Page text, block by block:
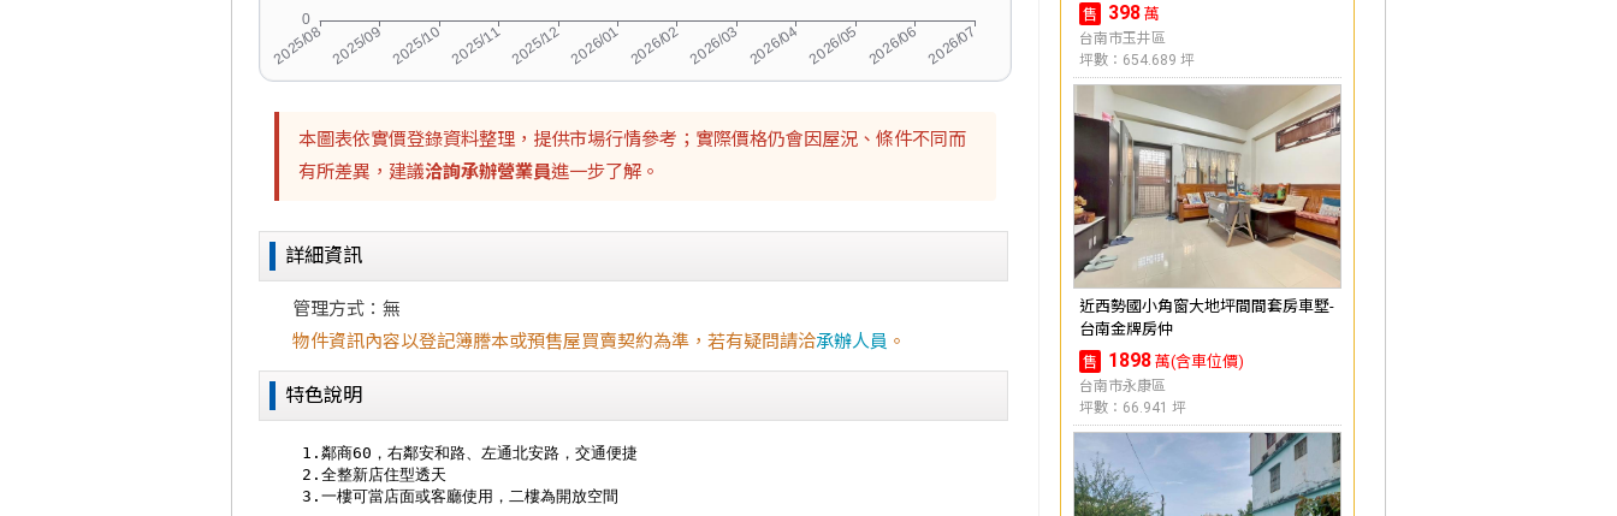
本圖表依實價登錄資料整理，提供市場行情參考；實際價格仍會因屋況、條件不同而
有所差異，建議洽詢承辦營業員進一步了解。
詳細資訊
管理方式：無
物件資訊內容以登記簿謄本或預售屋買賣契約為準，若有疑問請洽承辦人員 。
特色說明
售 398 萬
台南市玉井區
坪數：654.689 坪
近西勢國小角窗大地坪間間套房車墅-
台南金牌房仲
售 1898 萬(含車位價)
台南市永康區
坪數：66.941 坪